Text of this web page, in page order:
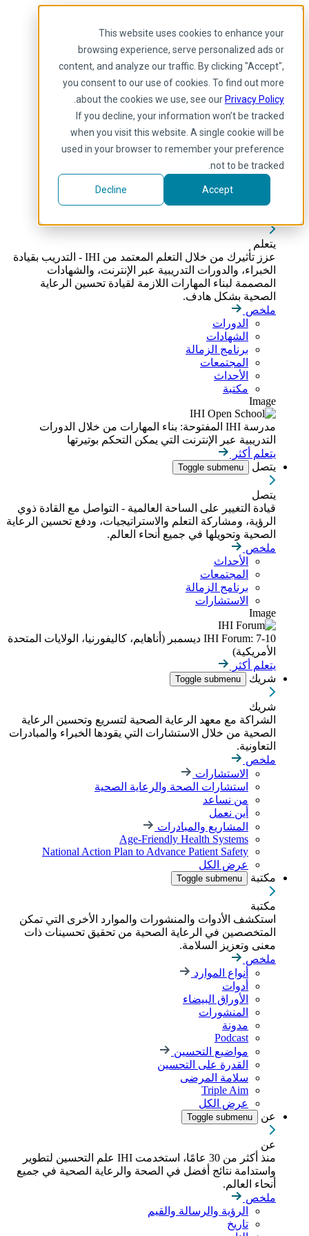
This website uses cookies to enhance your
browsing experience, serve personalized ads or
content, and analyze our traffic. By clicking "Accept",
you consent to our use of cookies. To find out more
about the cookies we use, see our Privacy Policy
If you decline, your information won’t be tracked
when you visit this website. A single cookie will be
used in your browser to remember your preference
not to be tracked.
Accept
Decline
Skip to main content
Arabic
Arabic
إنجليزي
فرنسية
Portuguese
Spanish
يتعلم
عزز تأثيرك من خلال التعلم المعتمد من IHI - التدريب بقيادة
الخبراء، والدورات التدريبية عبر الإنترنت، والشهادات
المصممة لبناء المهارات اللازمة لقيادة تحسين الرعاية
الصحية بشكل هادف.
ملخص
الدورات
الشهادات
برنامج الزمالة
المجتمعات
الأحداث
مكتبة
Image
مدرسة IHI المفتوحة: بناء المهارات من خلال الدورات
التدريبية عبر الإنترنت التي يمكن التحكم بوتيرتها
يتعلم أكثر
يتصل
Toggle submenu
يتصل
قيادة التغيير على الساحة العالمية - التواصل مع القادة ذوي
الرؤية، ومشاركة التعلم والاستراتيجيات، ودفع تحسين الرعاية
الصحية وتحويلها في جميع أنحاء العالم.
ملخص
الأحداث
المجتمعات
برنامج الزمالة
الاستشارات
Image
IHI Forum: 7-10 ديسمبر (أناهايم، كاليفورنيا، الولايات المتحدة
الأمريكية)
يتعلم أكثر
شريك
Toggle submenu
شريك
الشراكة مع معهد الرعاية الصحية لتسريع وتحسين الرعاية
الصحية من خلال الاستشارات التي يقودها الخبراء والمبادرات
التعاونية.
ملخص
الاستشارات
استشارات الصحة والرعاية الصحية
من نساعد
أين نعمل
المشاريع والمبادرات
Age-Friendly Health Systems
National Action Plan to Advance Patient Safety
عرض الكل
مكتبة
Toggle submenu
مكتبة
استكشف الأدوات والمنشورات والموارد الأخرى التي تمكن
المتخصصين في الرعاية الصحية من تحقيق تحسينات ذات
معنى وتعزيز السلامة.
ملخص
أنواع الموارد
أدوات
الأوراق البيضاء
المنشورات
مدونة
Podcast
مواضيع التحسين
القدرة على التحسين
سلامة المرضى
Triple Aim
عرض الكل
عن
Toggle submenu
عن
منذ أكثر من 30 عامًا، استخدمت IHI علم التحسين لتطوير
واستدامة نتائج أفضل في الصحة والرعاية الصحية في جميع
أنحاء العالم.
ملخص
الرؤية والرسالة والقيم
تاريخ